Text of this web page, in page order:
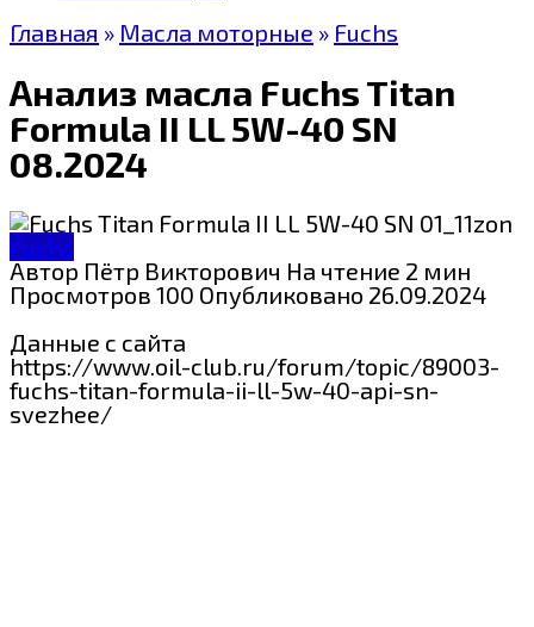
Главная » Масла моторные » Fuchs
Анализ масла Fuchs Titan
Formula II LL 5W-40 SN
08.2024
Fuchs
Автор Пётр Викторович На чтение 2 мин
Просмотров 100 Опубликовано 26.09.2024
Данные с сайта
https://www.oil-club.ru/forum/topic/89003-
fuchs-titan-formula-ii-ll-5w-40-api-sn-
svezhee/